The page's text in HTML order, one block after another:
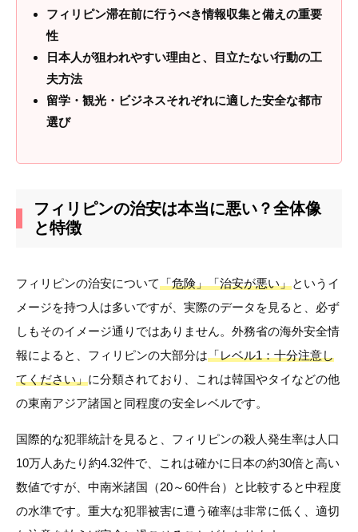
フィリピン滞在前に行うべき情報収集と備えの重要
性
日本人が狙われやすい理由と、目立たない行動の工
夫方法
留学・観光・ビジネスそれぞれに適した安全な都市
選び
フィリピンの治安は本当に悪い？全体像
と特徴
フィリピンの治安について「危険」「治安が悪い」というイ
メージを持つ人は多いですが、実際のデータを見ると、必ず
しもそのイメージ通りではありません。外務省の海外安全情
報によると、フィリピンの大部分は「レベル1：十分注意し
てください」に分類されており、これは韓国やタイなどの他
の東南アジア諸国と同程度の安全レベルです。
国際的な犯罪統計を見ると、フィリピンの殺人発生率は人口
10万人あたり約4.32件で、これは確かに日本の約30倍と高い
数値ですが、中南米諸国（20～60件台）と比較すると中程度
の水準です。重大な犯罪被害に遭う確率は非常に低く、適切